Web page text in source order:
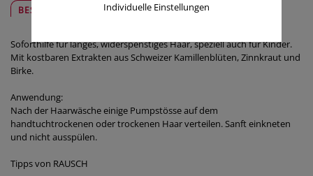
BESCHREIBUNG SICHER & REGIONAL
Soforthilfe für langes, widerspenstiges Haar, speziell auch für Kinder.
Mit kostbaren Extrakten aus Schweizer Kamillenblüten, Zinnkraut und
Birke.
Anwendung:
Nach der Haarwäsche einige Pumpstösse auf dem
handtuchtrockenen oder trockenen Haar verteilen. Sanft einkneten
und nicht ausspülen.
Tipps von RAUSCH
Individuelle Einstellungen